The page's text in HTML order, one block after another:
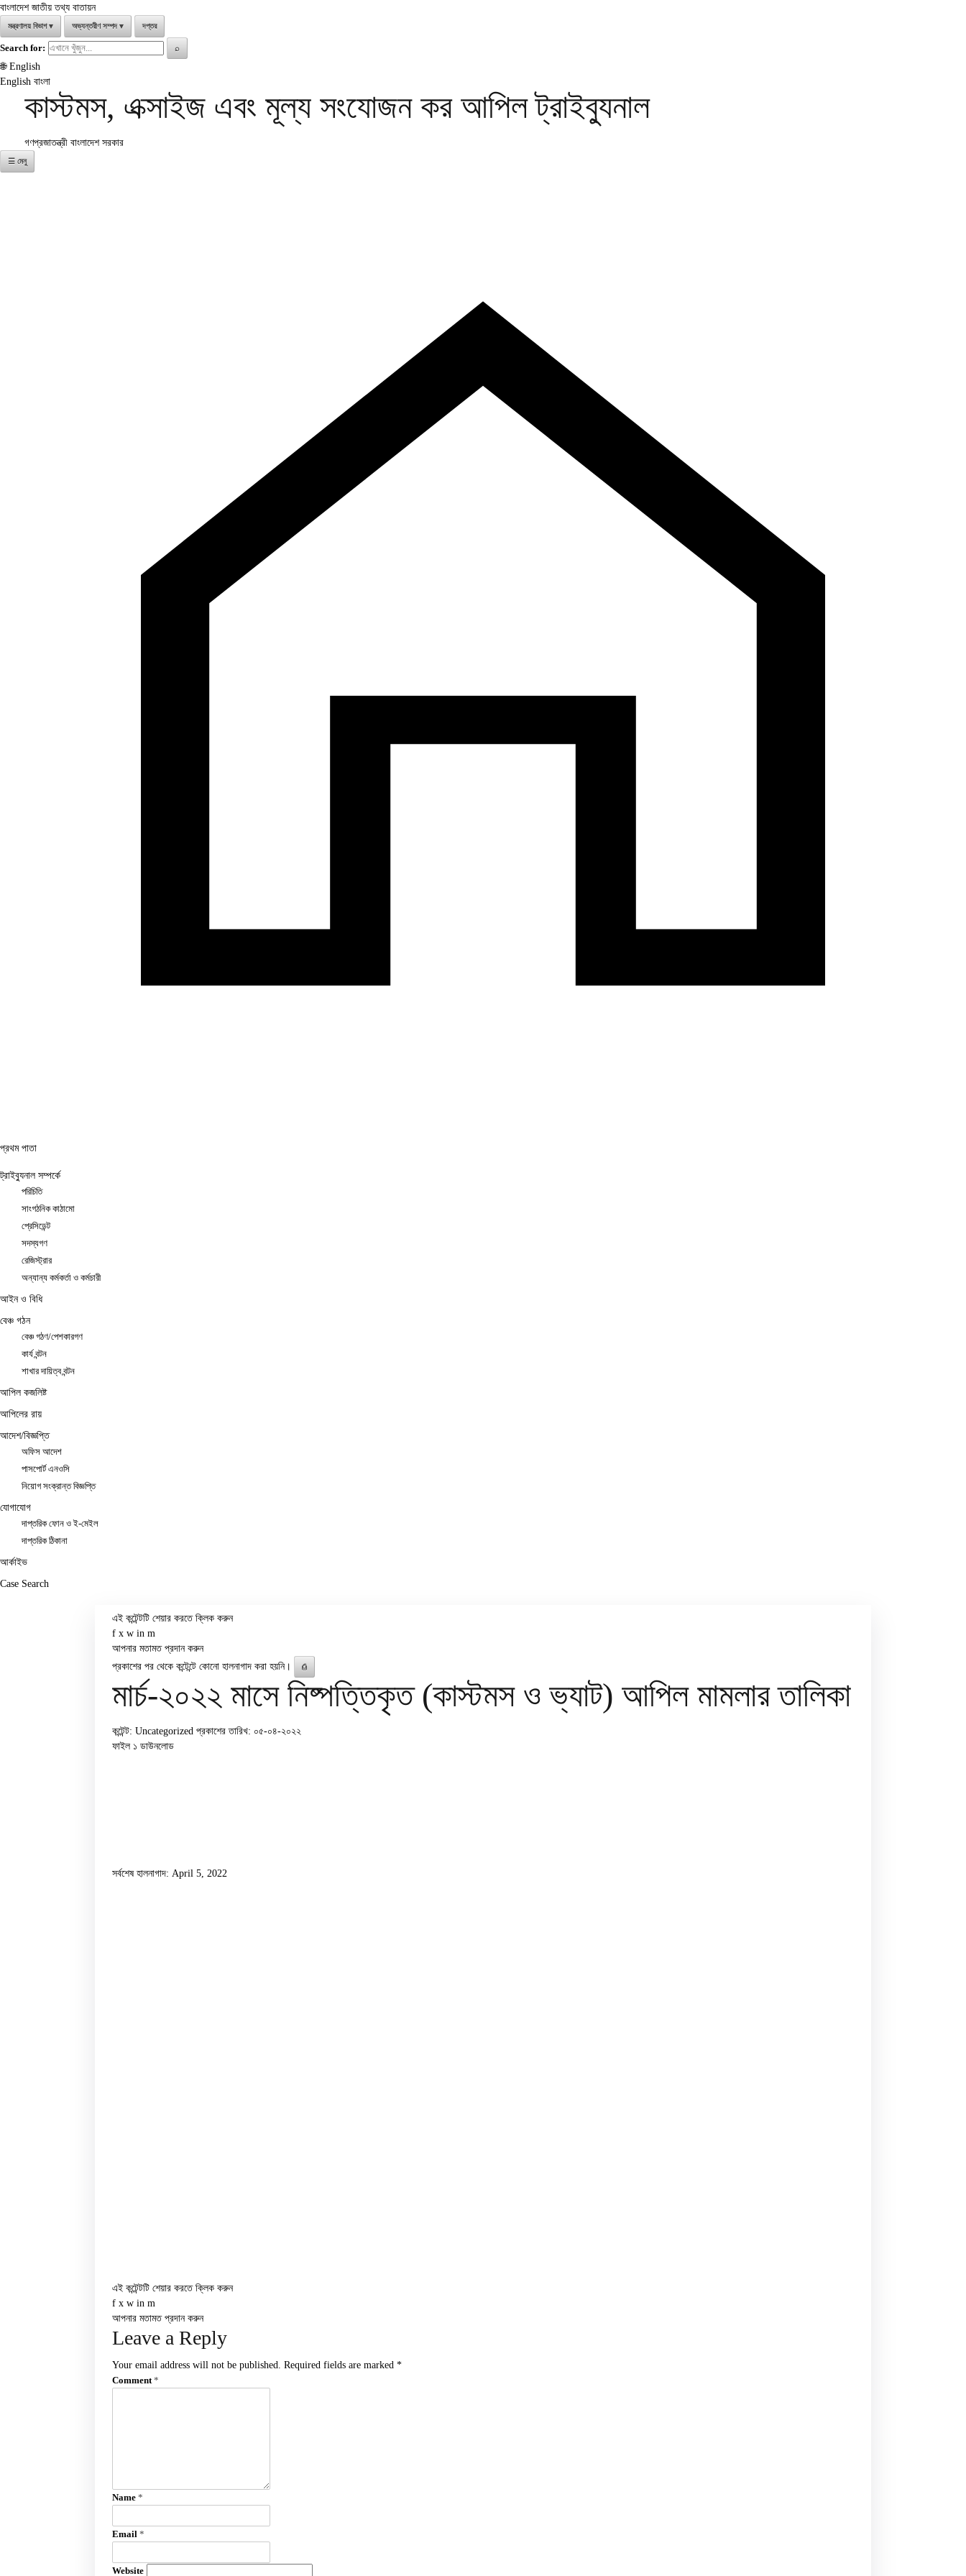
বাংলাদেশ জাতীয় তথ্য বাতায়ন
মন্ত্রণালয় বিভাগ ▾ অভ্যন্তরীণ সম্পদ ▾ দপ্তর
Search for: ⌕
🌐 English
English বাংলা
কাস্টমস, এক্সাইজ এবং মূল্য সংযোজন কর আপিল ট্রাইব্যুনাল
গণপ্রজাতন্ত্রী বাংলাদেশ সরকার
☰ মেনু
প্রথম পাতা
ট্রাইব্যুনাল সম্পর্কে
পরিচিতি
সাংগঠনিক কাঠামো
প্রেসিডেন্ট
সদস্যগণ
রেজিস্ট্রার
অন্যান্য কর্মকর্তা ও কর্মচারী
আইন ও বিধি
বেঞ্চ গঠন
বেঞ্চ গঠণ/পেশকারগণ
কার্য বন্টন
শাখার দায়িত্ব বন্টন
আপিল কজলিষ্ট
আপিলের রায়
আদেশ/বিজ্ঞপ্তি
অফিস আদেশ
পাসপোর্ট এনওসি
নিয়োগ সংক্রান্ত বিজ্ঞপ্তি
যোগাযোগ
দাপ্তরিক ফোন ও ই-মেইল
দাপ্তরিক ঠিকানা
আর্কাইভ
Case Search
এই কন্টেন্টটি শেয়ার করতে ক্লিক করুন
f x w in m
আপনার মতামত প্রদান করুন
প্রকাশের পর থেকে কন্টেন্টে কোনো হালনাগাদ করা হয়নি।
⎙
মার্চ-২০২২ মাসে নিষ্পত্তিকৃত (কাস্টমস ও ভ্যাট) আপিল মামলার তালিকা
কন্টেন্ট: Uncategorized প্রকাশের তারিখ: ০৫-০৪-২০২২
ফাইল ১ ডাউনলোড
সর্বশেষ হালনাগাদ: April 5, 2022
এই কন্টেন্টটি শেয়ার করতে ক্লিক করুন
f x w in m
আপনার মতামত প্রদান করুন
Leave a Reply
Your email address will not be published. Required fields are marked *
Comment*
Name *
Email *
Website